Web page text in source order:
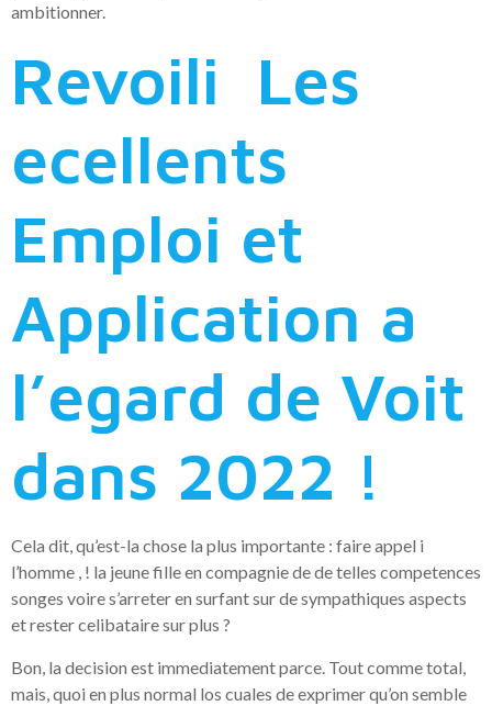
ambitionner.
Revoili Les
ecellents
Emploi et
Application a
l’egard de Voit
dans 2022 !
Cela dit, qu’est-la chose la plus importante : faire appel i
l’homme , ! la jeune fille en compagnie de de telles competences
songes voire s’arreter en surfant sur de sympathiques aspects
et rester celibataire sur plus ?
Bon, la decision est immediatement parce. Tout comme total,
mais, quoi en plus normal los cuales de exprimer qu’on semble